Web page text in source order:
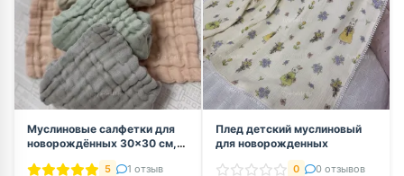
Муслиновые салфетки для
новорождённых 30×30 см,
комплект 5 шт
5 1 отзыв
Плед детский муслиновый
для новорожденных
0 0 отзывов